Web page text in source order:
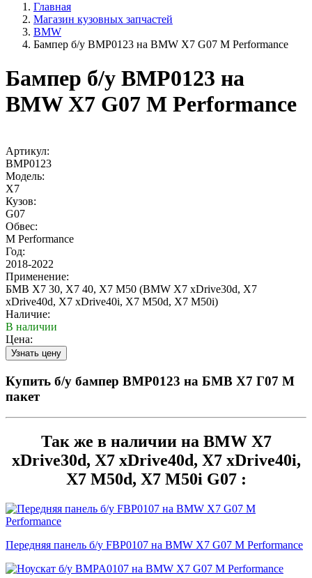
Главная
Магазин кузовных запчастей
BMW
Бампер б/у BMP0123 на BMW X7 G07 M Performance
Бампер б/у BMP0123 на
BMW X7 G07 M Performance
Артикул:
BMP0123
Модель:
X7
Кузов:
G07
Обвес:
M Performance
Год:
2018-2022
Применение:
БМВ Х7 30, Х7 40, Х7 М50 (BMW X7 xDrive30d, X7
xDrive40d, X7 xDrive40i, X7 M50d, X7 M50i)
Наличие:
В наличии
Цена:
Купить б/у бампер BMP0123 на БМВ Х7 Г07 М
пакет
Так же в наличии на BMW X7
xDrive30d, X7 xDrive40d, X7 xDrive40i,
X7 M50d, X7 M50i G07 :
Передняя панель б/у FBP0107 на BMW X7 G07 M Performance